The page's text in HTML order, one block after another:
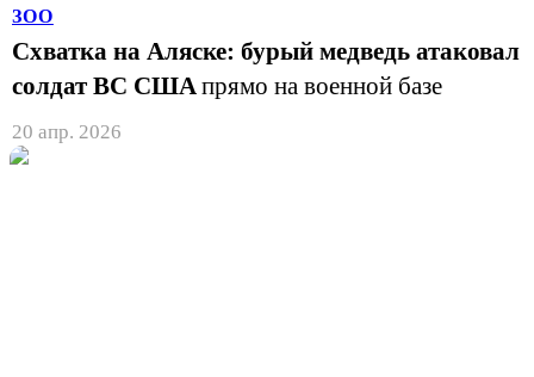
ЗОО
Схватка на Аляске: бурый медведь атаковал
солдат ВС США прямо на военной базе
20 апр. 2026